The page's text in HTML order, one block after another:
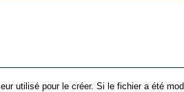
utilisé pour le créer. Si le fichier a été